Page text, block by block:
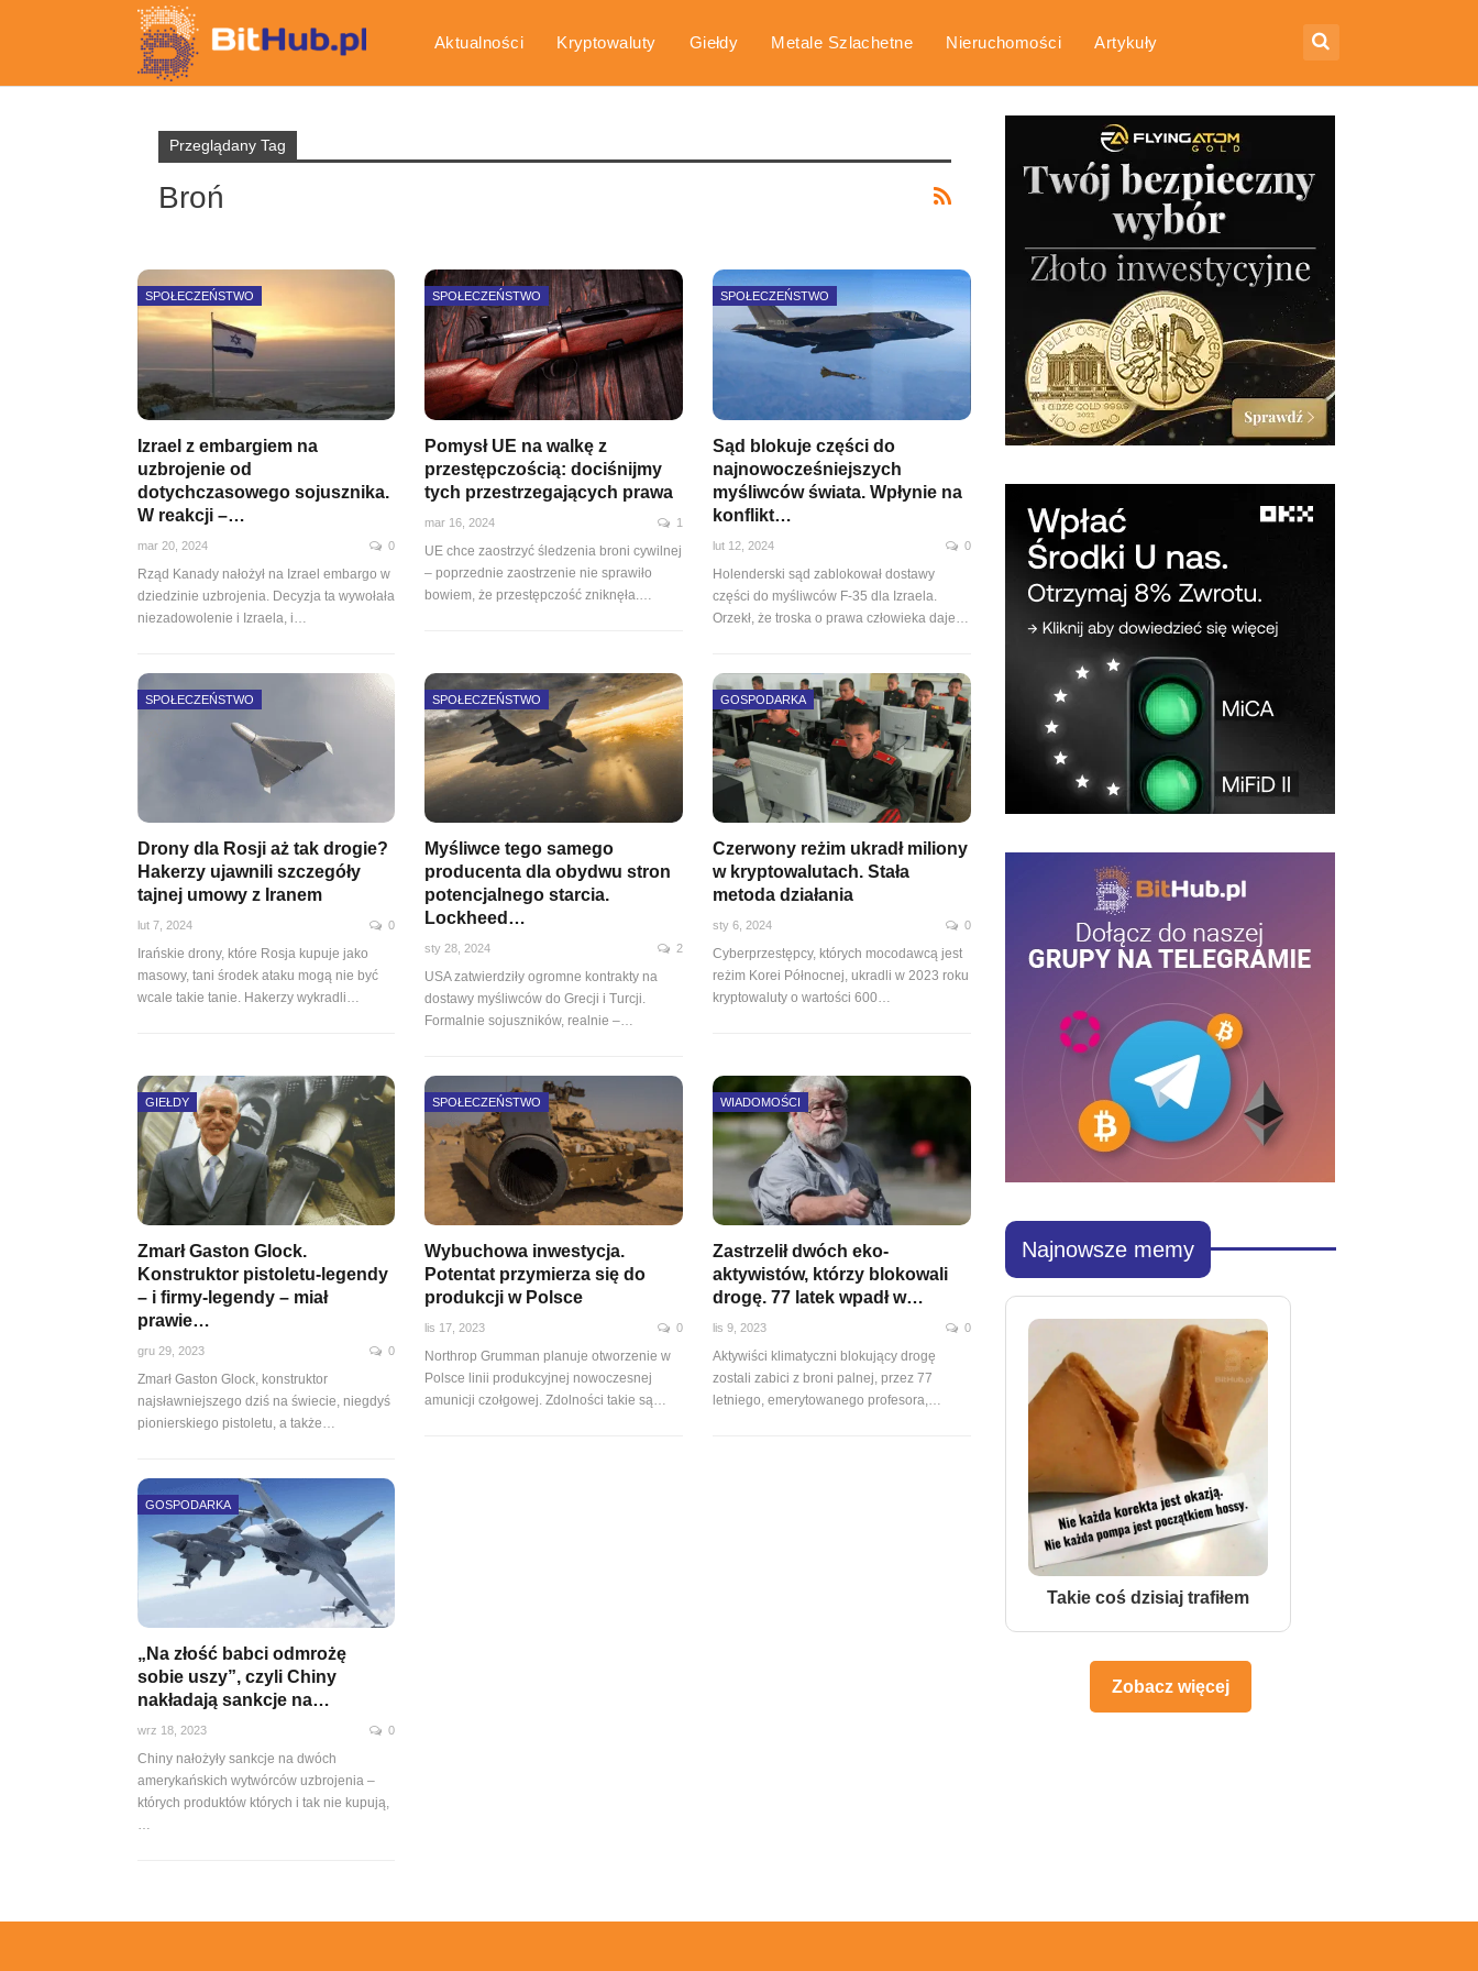
Aktualności Kryptowaluty Giełdy Metale Szlachetne Nieruchomości Artykuły
Przeglądany Tag
Broń
SPOŁECZEŃSTWO
Izrael z embargiem na
uzbrojenie od
dotychczasowego sojusznika.
W reakcji –…
mar 20, 2024 0
Rząd Kanady nałożył na Izrael embargo w
dziedzinie uzbrojenia. Decyzja ta wywołała
niezadowolenie i Izraela, i…
SPOŁECZEŃSTWO
Pomysł UE na walkę z
przestępczością: dociśnijmy
tych przestrzegających prawa
mar 16, 2024 1
UE chce zaostrzyć śledzenia broni cywilnej
– poprzednie zaostrzenie nie sprawiło
bowiem, że przestępczość zniknęła.…
SPOŁECZEŃSTWO
Sąd blokuje części do
najnowocześniejszych
myśliwców świata. Wpłynie na
konflikt…
lut 12, 2024 0
Holenderski sąd zablokował dostawy
części do myśliwców F-35 dla Izraela.
Orzekł, że troska o prawa człowieka daje…
SPOŁECZEŃSTWO
Drony dla Rosji aż tak drogie?
Hakerzy ujawnili szczegóły
tajnej umowy z Iranem
lut 7, 2024 0
Irańskie drony, które Rosja kupuje jako
masowy, tani środek ataku mogą nie być
wcale takie tanie. Hakerzy wykradli…
SPOŁECZEŃSTWO
Myśliwce tego samego
producenta dla obydwu stron
potencjalnego starcia.
Lockheed…
sty 28, 2024 2
USA zatwierdziły ogromne kontrakty na
dostawy myśliwców do Grecji i Turcji.
Formalnie sojuszników, realnie –…
GOSPODARKA
Czerwony reżim ukradł miliony
w kryptowalutach. Stała
metoda działania
sty 6, 2024 0
Cyberprzestępcy, których mocodawcą jest
reżim Korei Północnej, ukradli w 2023 roku
kryptowaluty o wartości 600…
GIEŁDY
Zmarł Gaston Glock.
Konstruktor pistoletu-legendy
– i firmy-legendy – miał
prawie…
gru 29, 2023 0
Zmarł Gaston Glock, konstruktor
najsławniejszego dziś na świecie, niegdyś
pionierskiego pistoletu, a także…
SPOŁECZEŃSTWO
Wybuchowa inwestycja.
Potentat przymierza się do
produkcji w Polsce
lis 17, 2023 0
Northrop Grumman planuje otworzenie w
Polsce linii produkcyjnej nowoczesnej
amunicji czołgowej. Zdolności takie są…
WIADOMOŚCI
Zastrzelił dwóch eko-
aktywistów, którzy blokowali
drogę. 77 latek wpadł w…
lis 9, 2023 0
Aktywiści klimatyczni blokujący drogę
zostali zabici z broni palnej, przez 77
letniego, emerytowanego profesora,…
GOSPODARKA
„Na złość babci odmrożę
sobie uszy”, czyli Chiny
nakładają sankcje na…
wrz 18, 2023 0
Chiny nałożyły sankcje na dwóch
amerykańskich wytwórców uzbrojenia –
których produktów których i tak nie kupują,
…
Najnowsze memy
Takie coś dzisiaj trafiłem
Zobacz więcej